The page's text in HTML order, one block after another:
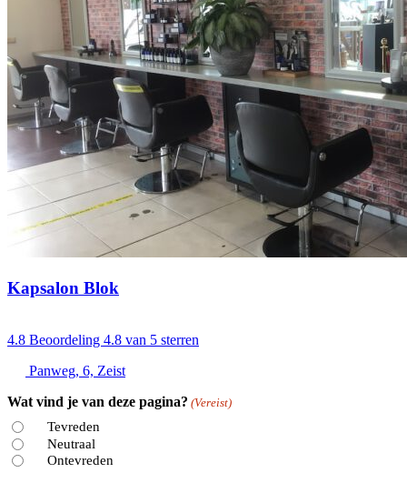
Kapsalon Blok
4.8 Beoordeling 4.8 van 5 sterren
Panweg, 6, Zeist
Wat vind je van deze pagina? (Vereist)
Tevreden
Neutraal
Ontevreden